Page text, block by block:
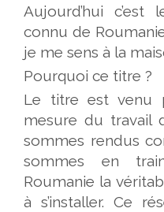
Aujourd’hui
connu de
je me sens à la
Pourquoi ce titre ?
Le titre est venu
mesure du travail
sommes rendus
sommes en
Roumanie la
à s’installer. Ce